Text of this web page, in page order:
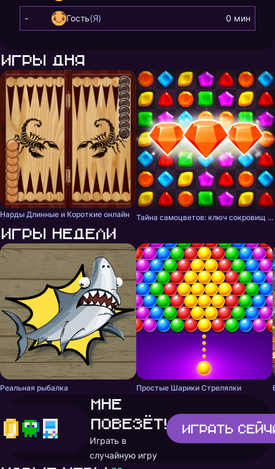
- Гость(Я) 0 мин
Игры дня
Нарды Длинные и Короткие онлайн Тайна самоцветов: ключ сокровищ - три в ряд
Игры недели
Реальная рыбалка Простые Шарики Стрелялки
Мне
повезёт!
Играть в
случайную игру
Играть